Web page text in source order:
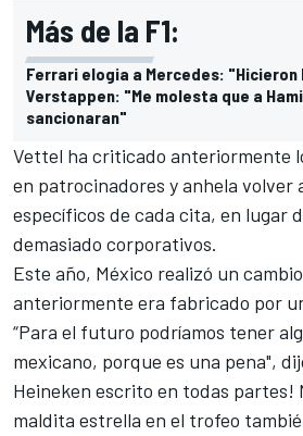
Más de la F1:
Ferrari elogia a Mercedes:
Verstappen: "Me molesta que a
sancionaran"
Vettel ha criticado anteriormente
en patrocinadores y anhela volver
específicos de cada cita, en lugar
demasiado corporativos.
Este año, México realizó un
anteriormente era fabricado por
“Para el futuro podríamos tener
mexicano, porque es una pena",
Heineken escrito en todas partes!
maldita estrella en el trofeo